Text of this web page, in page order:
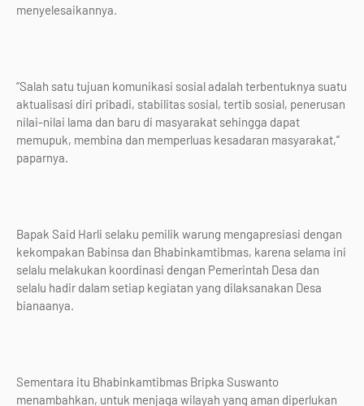
menyelesaikannya.
“Salah satu tujuan komunikasi sosial adalah terbentuknya suatu
aktualisasi diri pribadi, stabilitas sosial, tertib sosial, penerusan
nilai-nilai lama dan baru di masyarakat sehingga dapat
memupuk, membina dan memperluas kesadaran masyarakat,”
paparnya.
Bapak Said Harli selaku pemilik warung mengapresiasi dengan
kekompakan Babinsa dan Bhabinkamtibmas, karena selama ini
selalu melakukan koordinasi dengan Pemerintah Desa dan
selalu hadir dalam setiap kegiatan yang dilaksanakan Desa
bianaanya.
Sementara itu Bhabinkamtibmas Bripka Suswanto
menambahkan, untuk menjaga wilayah yang aman diperlukan